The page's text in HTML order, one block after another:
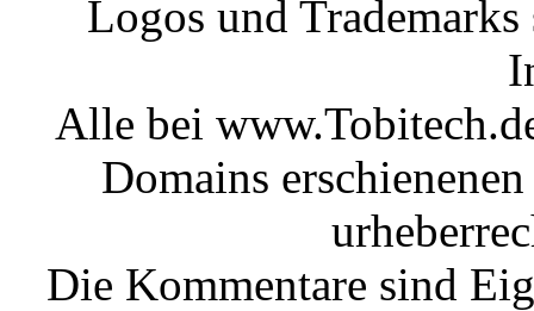
Logos und
Alle bei
Domains
Die Kommentare sind